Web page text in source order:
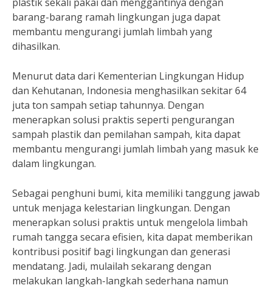
barang-barang ramah lingkungan juga dapat
membantu mengurangi jumlah limbah yang
dihasilkan.
Menurut data dari Kementerian Lingkungan Hidup
dan Kehutanan, Indonesia menghasilkan sekitar 64
juta ton sampah setiap tahunnya. Dengan
menerapkan solusi praktis seperti pengurangan
sampah plastik dan pemilahan sampah, kita dapat
membantu mengurangi jumlah limbah yang masuk ke
dalam lingkungan.
Sebagai penghuni bumi, kita memiliki tanggung jawab
untuk menjaga kelestarian lingkungan. Dengan
menerapkan solusi praktis untuk mengelola limbah
rumah tangga secara efisien, kita dapat memberikan
kontribusi positif bagi lingkungan dan generasi
mendatang. Jadi, mulailah sekarang dengan
melakukan langkah-langkah sederhana namun